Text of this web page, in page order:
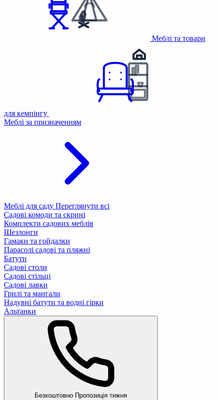
Меблі та товари
для кемпінгу
Меблі за призначенням
Меблі для саду Переглянути всі
Садові комоди та скрині
Комплекти садових меблів
Шезлонги
Гамаки та гойдалки
Парасолі садові та пляжні
Батути
Садові столи
Садові стільці
Садові лавки
Грилі та мангали
Надувні батути та водні гірки
Альтанки
Безкоштовно Пропозиція тижня